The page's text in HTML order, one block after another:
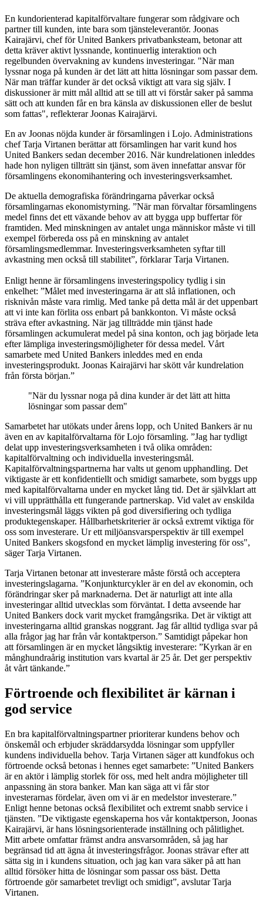
En kundorienterad kapitalförvaltare fungerar som rådgivare och
partner till kunden, inte bara som tjänsteleverantör. Joonas
Kairajärvi, chef för United Bankers privatbanksteam, betonar att
detta kräver aktivt lyssnande, kontinuerlig interaktion och
regelbunden övervakning av kundens investeringar. "När man
lyssnar noga på kunden är det lätt att hitta lösningar som passar dem.
När man träffar kunder är det också viktigt att vara sig själv. I
diskussioner är mitt mål alltid att se till att vi förstår saker på samma
sätt och att kunden får en bra känsla av diskussionen eller de beslut
som fattas", reflekterar Joonas Kairajärvi.
En av Joonas nöjda kunder är församlingen i Lojo. Administrations
chef Tarja Virtanen berättar att församlingen har varit kund hos
United Bankers sedan december 2016. När kundrelationen inleddes
hade hon nyligen tillträtt sin tjänst, som även innefattar ansvar för
församlingens ekonomihantering och investeringsverksamhet.
De aktuella demografiska förändringarna påverkar också
församlingarnas ekonomistyrning. ”När man förvaltar församlingens
medel finns det ett växande behov av att bygga upp buffertar för
framtiden. Med minskningen av antalet unga människor måste vi till
exempel förbereda oss på en minskning av antalet
församlingsmedlemmar. Investeringsverksamheten syftar till
avkastning men också till stabilitet”, förklarar Tarja Virtanen.
Enligt henne är församlingens investeringspolicy tydlig i sin
enkelhet: ”Målet med investeringarna är att slå inflationen, och
risknivån måste vara rimlig. Med tanke på detta mål är det uppenbart
att vi inte kan förlita oss enbart på bankkonton. Vi måste också
sträva efter avkastning. När jag tillträdde min tjänst hade
församlingen ackumulerat medel på sina konton, och jag började leta
efter lämpliga investeringsmöjligheter för dessa medel. Vårt
samarbete med United Bankers inleddes med en enda
investeringsprodukt. Joonas Kairajärvi har skött vår kundrelation
från första början.”
När du lyssnar noga på dina kunder är det lätt att hitta
lösningar som passar dem
Samarbetet har utökats under årens lopp, och United Bankers är nu
även en av kapitalförvaltarna för Lojo församling. ”Jag har tydligt
delat upp investeringsverksamheten i två olika områden:
kapitalförvaltning och individuella investeringsmål.
Kapitalförvaltningspartnerna har valts ut genom upphandling. Det
viktigaste är ett konfidentiellt och smidigt samarbete, som byggs upp
med kapitalförvaltarna under en mycket lång tid. Det är självklart att
vi vill upprätthålla ett fungerande partnerskap. Vid valet av enskilda
investeringsmål läggs vikten på god diversifiering och tydliga
produktegenskaper. Hållbarhetskriterier är också extremt viktiga för
oss som investerare. Ur ett miljöansvarsperspektiv är till exempel
United Bankers skogsfond en mycket lämplig investering för oss",
säger Tarja Virtanen.
Tarja Virtanen betonar att investerare måste förstå och acceptera
investeringslagarna. ”Konjunkturcykler är en del av ekonomin, och
förändringar sker på marknaderna. Det är naturligt att inte alla
investeringar alltid utvecklas som förväntat. I detta avseende har
United Bankers dock varit mycket framgångsrika. Det är viktigt att
investeringarna alltid granskas noggrant. Jag får alltid tydliga svar på
alla frågor jag har från vår kontaktperson.” Samtidigt påpekar hon
att församlingen är en mycket långsiktig investerare: ”Kyrkan är en
månghundraårig institution vars kvartal är 25 år. Det ger perspektiv
åt vårt tänkande.”
Förtroende och flexibilitet är kärnan i
god service
En bra kapitalförvaltningspartner prioriterar kundens behov och
önskemål och erbjuder skräddarsydda lösningar som uppfyller
kundens individuella behov. Tarja Virtanen säger att kundfokus och
förtroende också betonas i hennes eget samarbete: ”United Bankers
är en aktör i lämplig storlek för oss, med helt andra möjligheter till
anpassning än stora banker. Man kan säga att vi får stor
investerarnas fördelar, även om vi är en medelstor investerare.”
Enligt henne betonas också flexibilitet och extremt snabb service i
tjänsten. ”De viktigaste egenskaperna hos vår kontaktperson, Joonas
Kairajärvi, är hans lösningsorienterade inställning och pålitlighet.
Mitt arbete omfattar främst andra ansvarsområden, så jag har
begränsad tid att ägna åt investeringsfrågor. Joonas strävar efter att
sätta sig in i kundens situation, och jag kan vara säker på att han
alltid försöker hitta de lösningar som passar oss bäst. Detta
förtroende gör samarbetet trevligt och smidigt”, avslutar Tarja
Virtanen.